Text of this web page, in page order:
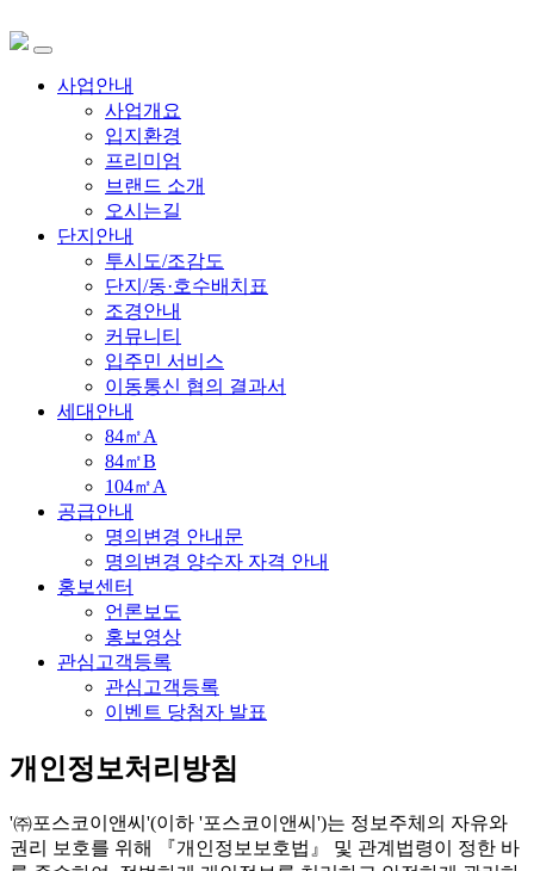
사업안내
사업개요
입지환경
프리미엄
브랜드 소개
오시는길
단지안내
투시도/조감도
단지/동·호수배치표
조경안내
커뮤니티
입주민 서비스
이동통신 협의 결과서
세대안내
84㎡A
84㎡B
104㎡A
공급안내
명의변경 안내문
명의변경 양수자 자격 안내
홍보센터
언론보도
홍보영상
관심고객등록
관심고객등록
이벤트 당첨자 발표
개인정보처리방침
'㈜포스코이앤씨'(이하 '포스코이앤씨')는 정보주체의 자유와
권리 보호를 위해 『개인정보보호법』 및 관계법령이 정한 바